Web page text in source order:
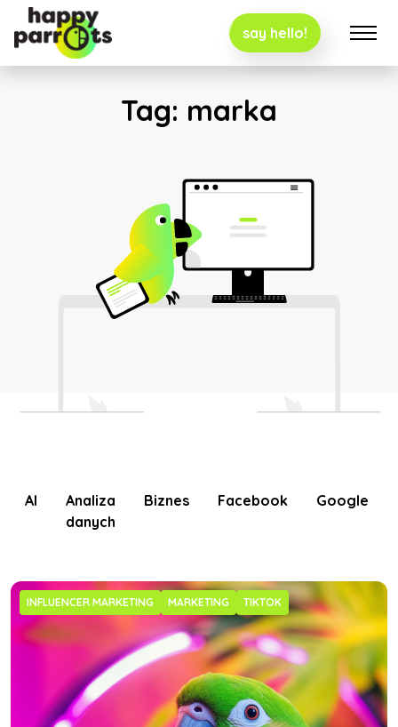
say hello!
Tag: marka
AI
Analiza
danych
Biznes Facebook Google
INFLUENCER MARKETING MARKETING TIKTOK